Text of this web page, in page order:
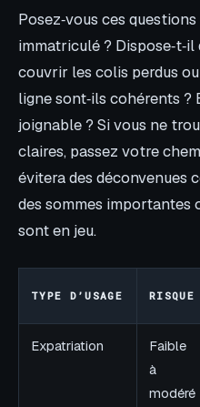
Posez‑vous ces
immatriculé ? Dispose‑t‑il
couvrir les colis perdus
ligne sont‑ils cohérents ?
joignable ? Si vous ne
claires, passez votre
évitera des déconvenues
des sommes importantes
sont en jeu.
TYPE D’USAGE RISQUE
Expatriation
Faible
à
modéré